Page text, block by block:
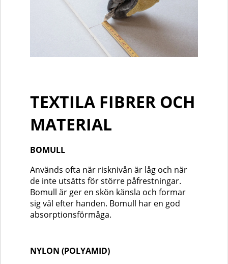
TEXTILA FIBRER OCH
MATERIAL
BOMULL
Används ofta när risknivån är låg och när
de inte utsätts för större påfrestningar.
Bomull är ger en skön känsla och formar
sig väl efter handen. Bomull har en god
absorptionsförmåga.
NYLON (POLYAMID)